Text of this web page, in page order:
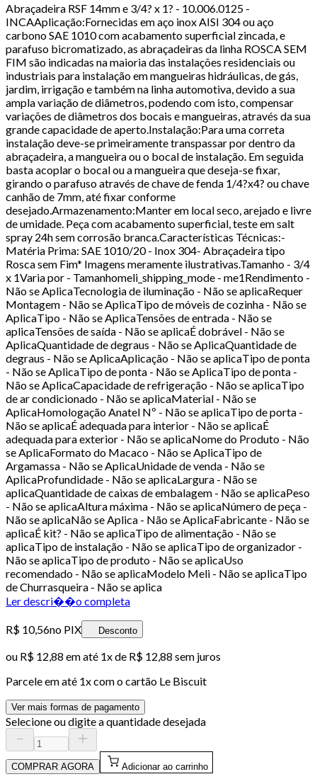
Abraçadeira RSF 14mm e 3/4? x 1? - 10.006.0125 -
INCAAplicação:Fornecidas em aço inox AISI 304 ou aço
carbono SAE 1010 com acabamento superficial zincada, e
parafuso bicromatizado, as abraçadeiras da linha ROSCA SEM
FIM são indicadas na maioria das instalações residenciais ou
industriais para instalação em mangueiras hidráulicas, de gás,
jardim, irrigação e também na linha automotiva, devido a sua
ampla variação de diâmetros, podendo com isto, compensar
variações de diâmetros dos bocais e mangueiras, através da sua
grande capacidade de aperto.Instalação:Para uma correta
instalação deve-se primeiramente transpassar por dentro da
abraçadeira, a mangueira ou o bocal de instalação. Em seguida
basta acoplar o bocal ou a mangueira que deseja-se fixar,
girando o parafuso através de chave de fenda 1/4?x4? ou chave
canhão de 7mm, até fixar conforme
desejado.Armazenamento:Manter em local seco, arejado e livre
de umidade. Peça com acabamento superficial, teste em salt
spray 24h sem corrosão branca.Características Técnicas:-
Matéria Prima: SAE 1010/20 - Inox 304- Abraçadeira tipo
Rosca sem Fim* Imagens meramente ilustrativas.Tamanho - 3/4
x 1Varia por - Tamanhomeli_shipping_mode - me1Rendimento -
Não se AplicaTecnologia de iluminação - Não se aplicaRequer
Montagem - Não se AplicaTipo de móveis de cozinha - Não se
AplicaTipo - Não se AplicaTensões de entrada - Não se
aplicaTensões de saída - Não se aplicaÉ dobrável - Não se
AplicaQuantidade de degraus - Não se AplicaQuantidade de
degraus - Não se AplicaAplicação - Não se aplicaTipo de ponta
- Não se AplicaTipo de ponta - Não se AplicaTipo de ponta -
Não se AplicaCapacidade de refrigeração - Não se aplicaTipo
de ar condicionado - Não se aplicaMaterial - Não se
AplicaHomologação Anatel Nº - Não se aplicaTipo de porta -
Não se aplicaÉ adequada para interior - Não se aplicaÉ
adequada para exterior - Não se aplicaNome do Produto - Não
se AplicaFormato do Macaco - Não se AplicaTipo de
Argamassa - Não se AplicaUnidade de venda - Não se
AplicaProfundidade - Não se aplicaLargura - Não se
aplicaQuantidade de caixas de embalagem - Não se aplicaPeso
- Não se aplicaAltura máxima - Não se aplicaNúmero de peça -
Não se aplicaNão se Aplica - Não se AplicaFabricante - Não se
aplicaÉ kit? - Não se aplicaTipo de alimentação - Não se
aplicaTipo de instalação - Não se aplicaTipo de organizador -
Não se aplicaTipo de produto - Não se aplicaUso
recomendado - Não se aplicaModelo Meli - Não se aplicaTipo
de Churrasqueira - Não se aplica
Ler descri��o completa
R$ 10,56no PIX Desconto
ou R$ 12,88 em até 1x de R$ 12,88 sem juros
Parcele em até 1x com o cartão Le Biscuit
Ver mais formas de pagamento
Selecione ou digite a quantidade desejada
COMPRAR AGORA Adicionar ao carrinho